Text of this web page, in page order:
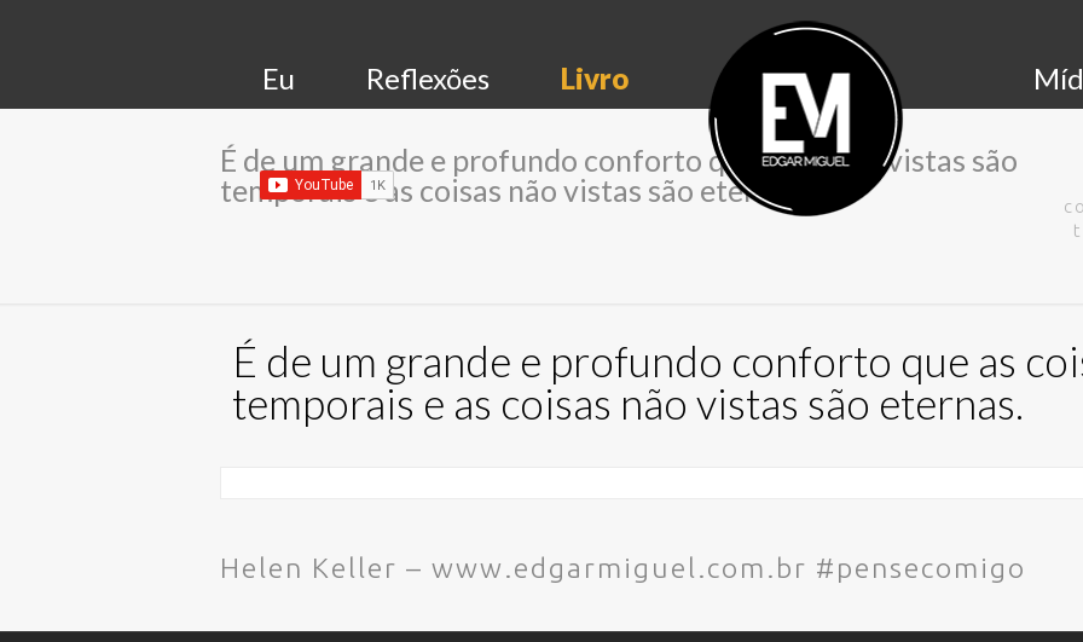
Eu Reflexões Livro
É de um grande e profundo conforto que as coisas vistas são
temporais e as coisas não vistas são eternas.
É de um grande e profundo conforto que as
temporais e as coisas não vistas são eternas.
Helen Keller – www.edgarmiguel.com.br #pensecomigo